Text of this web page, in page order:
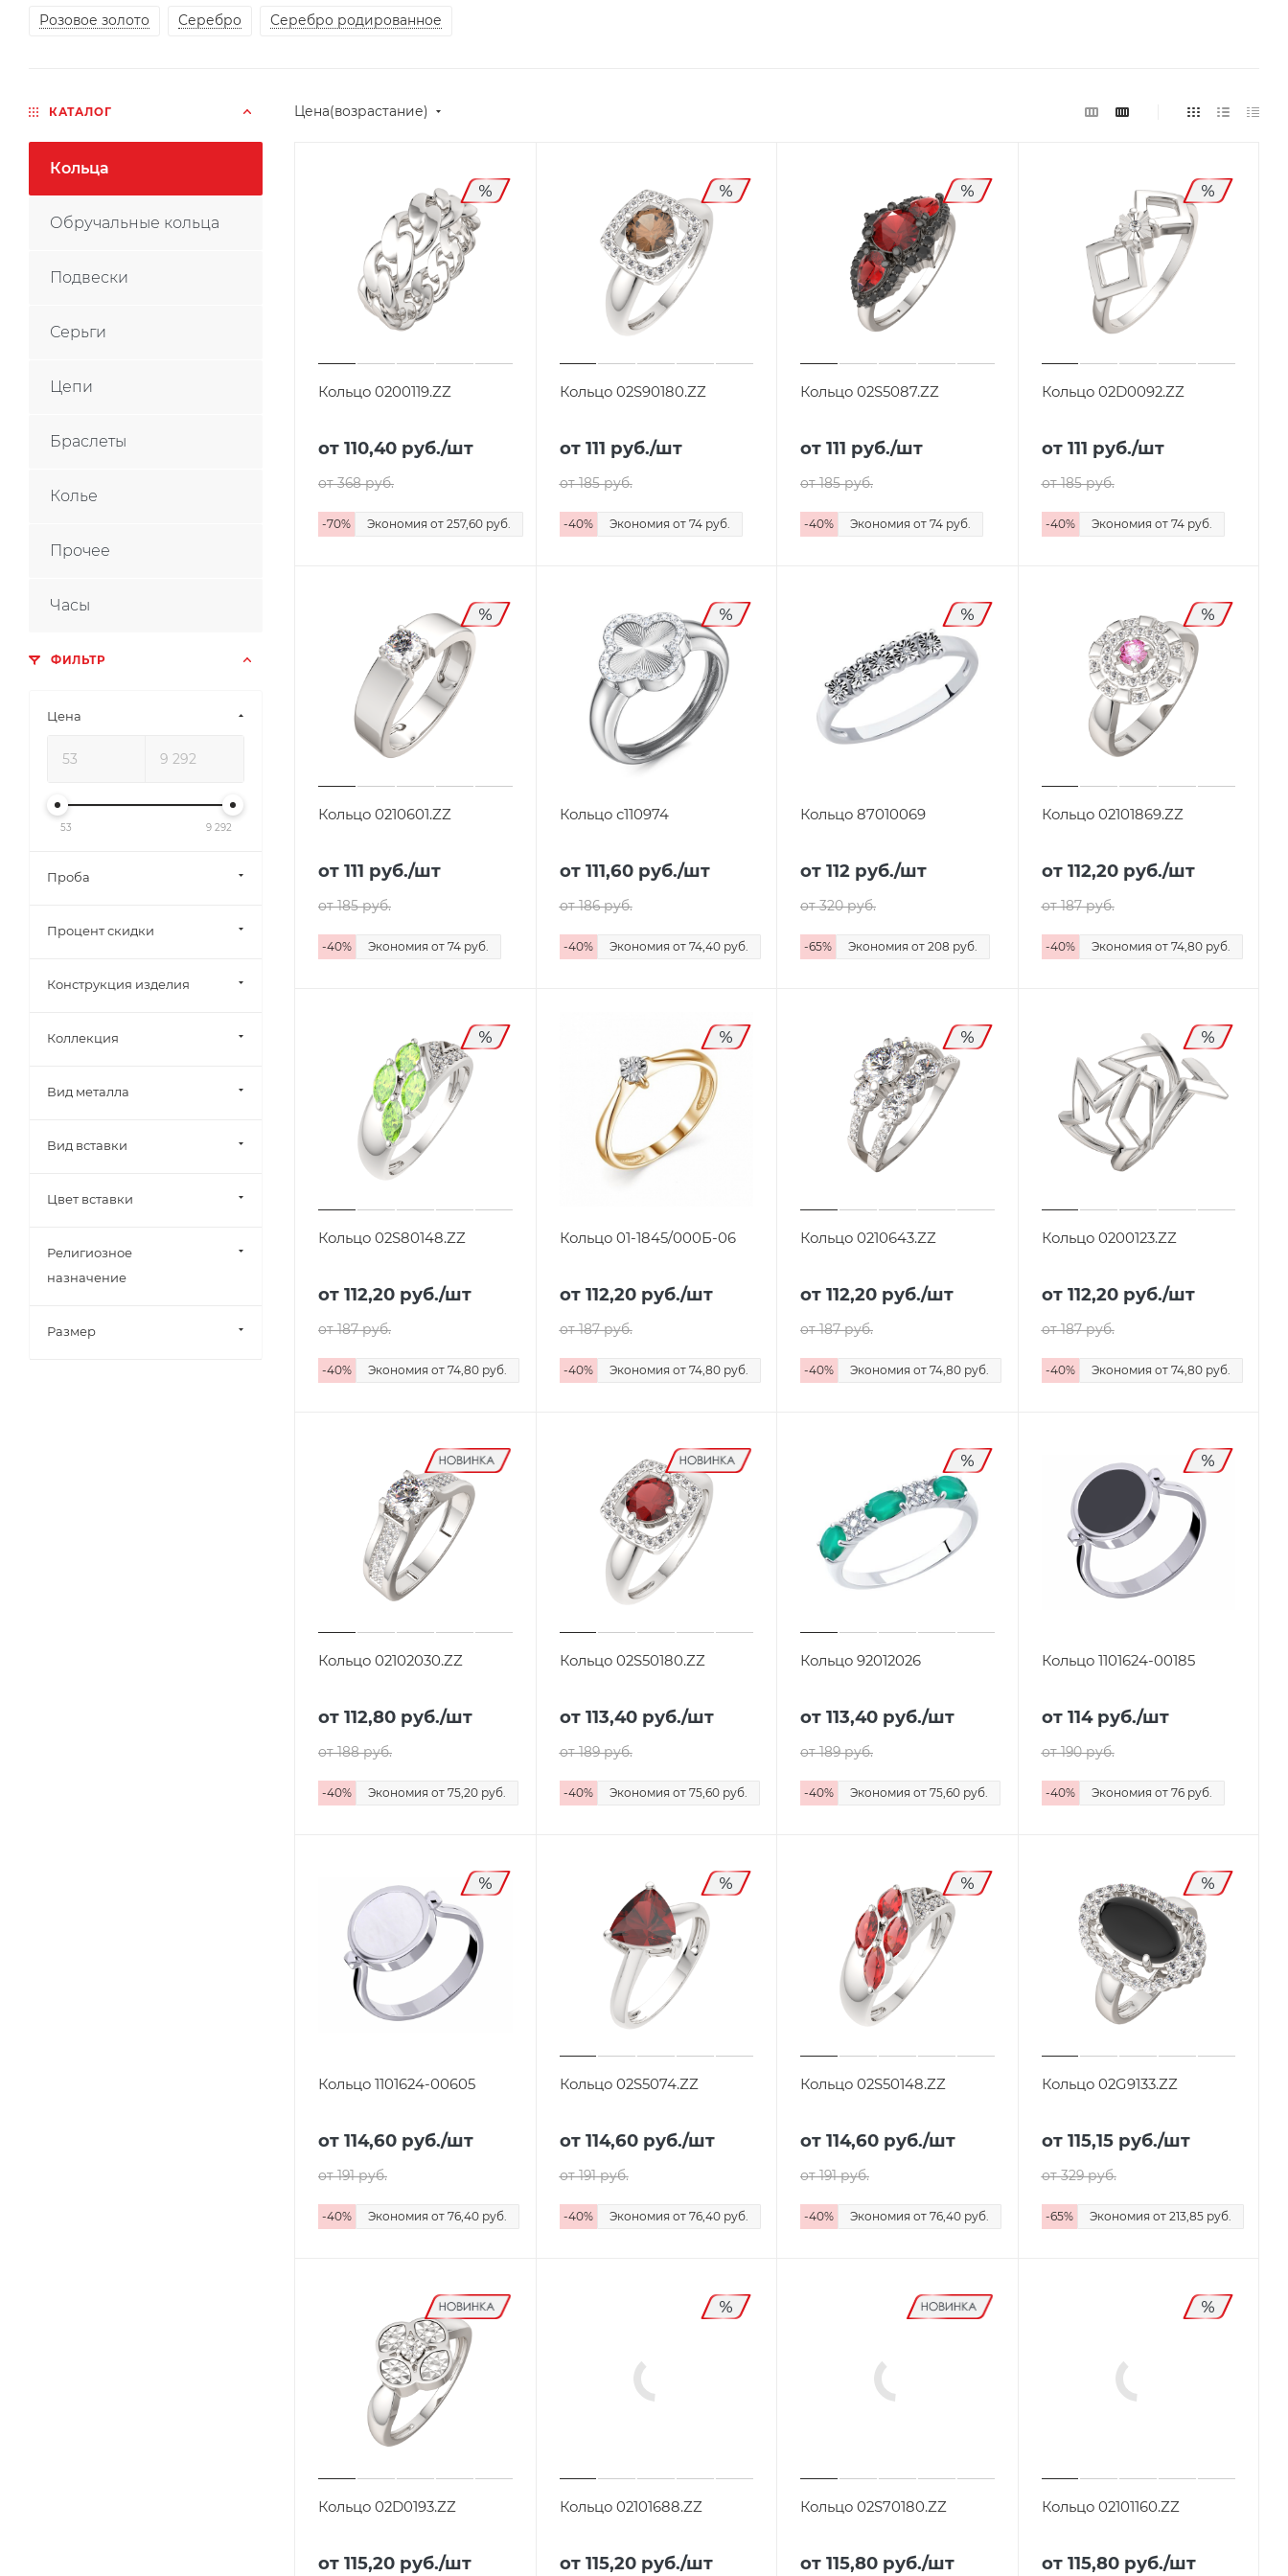
Розовое золото Серебро Серебро родированное
Цена(возрастание)
Кольцо 0200119.ZZ
от 110,40 руб./шт
от 368руб.
-70% Экономия от 257,60 руб.
Кольцо 02S90180.ZZ
от 111 руб./шт
от 185руб.
-40% Экономия от 74руб.
Кольцо 02S5087.ZZ
от 111 руб./шт
от 185руб.
-40% Экономия от 74 руб.
Кольцо 02D0092.ZZ
от 111 руб./шт
от 185руб.
-40% Экономия от 74руб.
Кольцо 0210601.ZZ
от 111 руб./шт
от 185руб.
-40% Экономия от 74 руб.
Кольцо с110974
от 111,60руб./шт
от 186руб.
-40% Экономия от 74,40руб.
Кольцо 87010069
от 112 руб./шт
от 320руб.
-65% Экономия от 208 руб.
Кольцо 02101869.ZZ
от 112,20руб./шт
от 187руб.
-40% Экономия от 74,80руб.
Кольцо 02S80148.ZZ
от 112,20 руб./шт
от 187руб.
-40% Экономия от 74,80 руб.
Кольцо 01-1845/000Б-06
от 112,20руб./шт
от 187руб.
-40% Экономия от 74,80руб.
Кольцо 0210643.ZZ
от 112,20 руб./шт
от 187руб.
-40% Экономия от 74,80 руб.
Кольцо 0200123.ZZ
от 112,20руб./шт
от 187руб.
-40% Экономия от 74,80руб.
Кольцо 02102030.ZZ
от 112,80 руб./шт
от 188руб.
-40% Экономия от 75,20 руб.
Кольцо 02S50180.ZZ
от 113,40руб./шт
от 189руб.
-40% Экономия от 75,60руб.
Кольцо 92012026
от 113,40 руб./шт
от 189руб.
-40% Экономия от 75,60 руб.
Кольцо 1101624-00185
от 114руб./шт
от 190руб.
-40% Экономия от 76руб.
Кольцо 1101624-00605
от 114,60 руб./шт
от 191руб.
-40% Экономия от 76,40 руб.
Кольцо 02S5074.ZZ
от 114,60руб./шт
от 191руб.
-40% Экономия от 76,40руб.
Кольцо 02S50148.ZZ
от 114,60 руб./шт
от 191руб.
-40% Экономия от 76,40 руб.
Кольцо 02G9133.ZZ
от 115,15руб./шт
от 329руб.
-65% Экономия от 213,85руб.
Кольцо 02D0193.ZZ
от 115,20 руб./шт
Кольцо 02101688.ZZ
от 115,20руб./шт
Кольцо 02S70180.ZZ
от 115,80 руб./шт
Кольцо 02101160.ZZ
от 115,80руб./шт
КАТАЛОГ
Кольца
Обручальные кольца
Подвески
Серьги
Цепи
Браслеты
Колье
Прочее
Часы
ФИЛЬТР
Цена
53 9 292
Проба
Процент скидки
Конструкция изделия
Коллекция
Вид металла
Вид вставки
Цвет вставки
Религиозное
назначение
Размер